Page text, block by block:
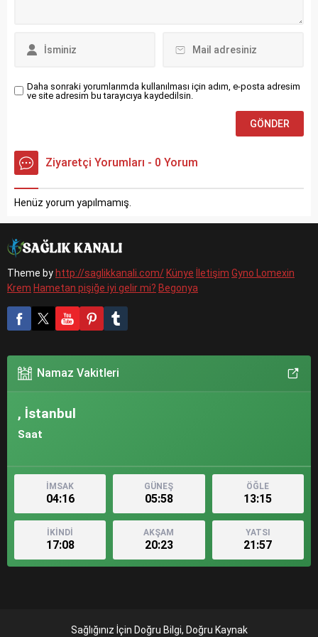
İçeriğinde oldukça...
Daha sonraki yorumlarımda kullanılması için adım, e-posta adresim
ve site adresim bu tarayıcıya kaydedilsin.
Ziyaretçi Yorumları - 0 Yorum
Henüz yorum yapılmamış.
Theme by http://saglikkanali.com/ Künye İletişim Gyno Lomexin
Krem Hametan pişiğe iyi gelir mi? Begonya
Namaz Vakitleri
, İstanbul
Saat
İMSAK
04:16
GÜNEŞ
05:58
ÖĞLE
13:15
İKİNDİ
17:08
AKŞAM
20:23
YATSI
21:57
Sağlığınız İçin Doğru Bilgi, Doğru Kaynak